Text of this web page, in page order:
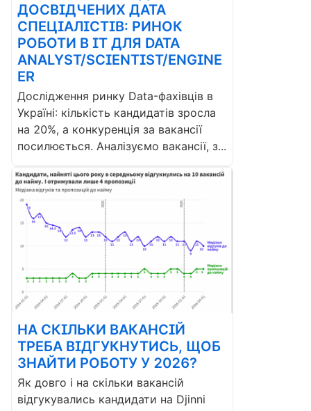
ДОСВІДЧЕНИХ ДАТА
СПЕЦІАЛІСТІВ: РИНОК
РОБОТИ В ІТ ДЛЯ DATA
ANALYST/SCIENTIST/ENGINE
ER
Дослідження ринку Data-фахівців в
Україні: кількість кандидатів зросла
на 20%, а конкуренція за вакансії
посилюється. Аналізуємо вакансії, з...
НА СКІЛЬКИ ВАКАНСІЙ
ТРЕБА ВІДГУКНУТИСЬ, ЩОБ
ЗНАЙТИ РОБОТУ У 2026?
Як довго і на скільки вакансій
відгукувались кандидати на Djinni